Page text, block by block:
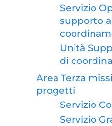
Servizio
supporto
Unità
di
Area Terza
progetti
Servizio
Servizio